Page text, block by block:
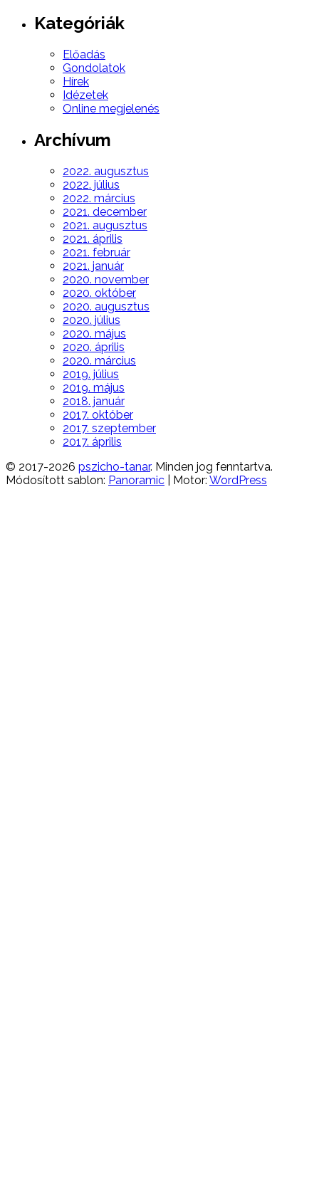
Kategóriák
Előadás
Gondolatok
Hírek
Idézetek
Online megjelenés
Archívum
2022. augusztus
2022. július
2022. március
2021. december
2021. augusztus
2021. április
2021. február
2021. január
2020. november
2020. október
2020. augusztus
2020. július
2020. május
2020. április
2020. március
2019. július
2019. május
2018. január
2017. október
2017. szeptember
2017. április
© 2017-2026 pszicho-tanar. Minden jog fenntartva.
Módosított sablon: Panoramic | Motor: WordPress